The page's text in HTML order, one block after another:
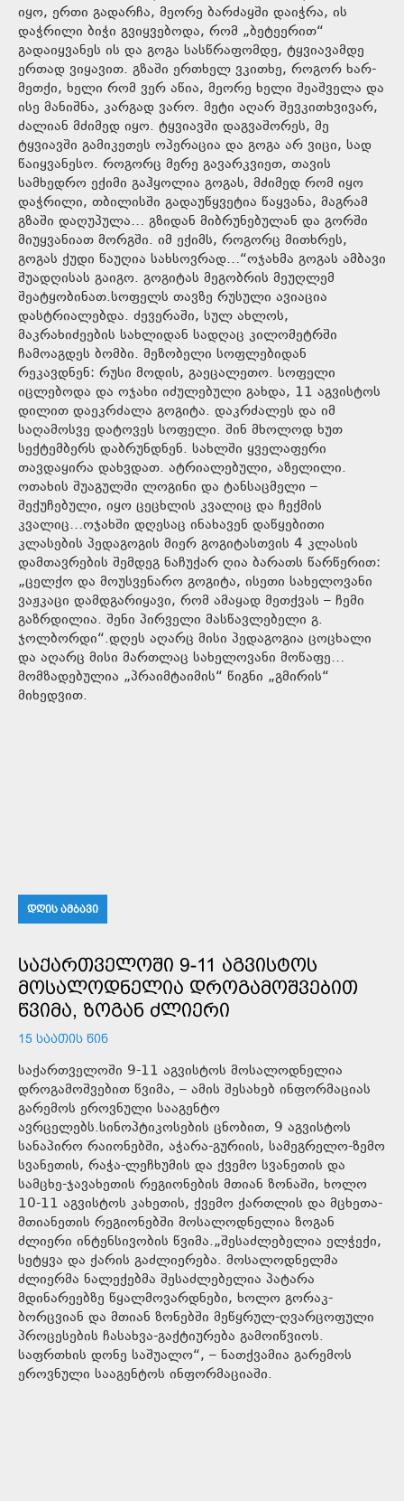
იყო, ერთი გადარჩა, მეორე ბარძაყში დაიჭრა, ის
დაჭრილი ბიჭი გვიყვებოდა, რომ „ბეტეერით“
გადაიყვანეს ის და გოგა სასწრაფომდე, ტყვიავამდე
ერთად ვიყავით. გზაში ერთხელ ვკითხე, როგორ ხარ-
მეთქი, ხელი რომ ვერ აწია, მეორე ხელი შეაშველა და
ისე მანიშნა, კარგად ვარო. მეტი აღარ შევკითხვივარ,
ძალიან მძიმედ იყო. ტყვიავში დაგვაშორეს, მე
ტყვიავში გამიკეთეს ოპერაცია და გოგა არ ვიცი, სად
წაიყვანესო. როგორც მერე გავარკვიეთ, თავის
სამხედრო ექიმი გაჰყოლია გოგას, მძიმედ რომ იყო
დაჭრილი, თბილისში გადაუწყვეტია წაყვანა, მაგრამ
გზაში დაღუპულა… გზიდან მიბრუნებულან და გორში
მიუყვანიათ მორგში. იმ ექიმს, როგორც მითხრეს,
გოგას ქუდი წაუღია სახსოვრად…“ოჯახმა გოგას ამბავი
შუადღისას გაიგო. გოგიტას მეგობრის მეუღლემ
შეატყობინათ.სოფელს თავზე რუსული ავიაცია
დასტრიალებდა. ძევერაში, სულ ახლოს,
მაკრახიძეების სახლიდან სადღაც კილომეტრში
ჩამოაგდეს ბომბი. მეზობელი სოფლებიდან
რეკავდნენ: რუსი მოდის, გაეცალეთო. სოფელი
იცლებოდა და ოჯახი იძულებული გახდა, 11 აგვისტოს
დილით დაეკრძალა გოგიტა. დაკრძალეს და იმ
საღამოსვე დატოვეს სოფელი. შინ მხოლოდ ხუთ
სექტემბერს დაბრუნდნენ. სახლში ყველაფერი
თავდაყირა დახვდათ. ატრიალებული, აზელილი.
ოთახის შუაგულში ლოგინი და ტანსაცმელი –
შექუჩებული, იყო ცეცხლის კვალიც და ჩექმის
კვალიც…ოჯახში დღესაც ინახავენ დაწყებითი
კლასების პედაგოგის მიერ გოგიტასთვის 4 კლასის
დამთავრების შემდეგ ნაჩუქარ ღია ბარათს წარწერით:
„ცელქო და მოუსვენარო გოგიტა, ისეთი სახელოვანი
ვაჟკაცი დამდგარიყავი, რომ ამაყად მეთქვას – ჩემი
გაზრდილია. შენი პირველი მასწავლებელი გ.
ჯოლბორდი“.დღეს აღარც მისი პედაგოგია ცოცხალი
და აღარც მისი მართლაც სახელოვანი მოწაფე…
მომზადებულია „პრაიმტაიმის“ წიგნი „გმირის“
მიხედვით.
ᲓᲦᲘᲡ ᲐᲛᲑᲐᲕᲘ
ᲡᲐᲥᲐᲠᲗᲕᲔᲚᲝᲨᲘ 9-11 ᲐᲒᲕᲘᲡᲢᲝᲡ
ᲛᲝᲡᲐᲚᲝᲓᲜᲔᲚᲘᲐ ᲓᲠᲝᲒᲐᲛᲝᲨᲕᲔᲑᲘᲗ
ᲬᲕᲘᲛᲐ, ᲖᲝᲒᲐᲜ ᲫᲚᲘᲔᲠᲘ
15 ᲡᲐᲐᲗᲘᲡ ᲬᲘᲜ
საქართველოში 9-11 აგვისტოს მოსალოდნელია
დროგამოშვებით წვიმა, – ამის შესახებ ინფორმაციას
გარემოს ეროვნული სააგენტო
ავრცელებს.სინოპტიკოსების ცნობით, 9 აგვისტოს
სანაპირო რაიონებში, აჭარა-გურიის, სამეგრელო-ზემო
სვანეთის, რაჭა-ლეჩხუმის და ქვემო სვანეთის და
სამცხე-ჯავახეთის რეგიონების მთიან ზონაში, ხოლო
10-11 აგვისტოს კახეთის, ქვემო ქართლის და მცხეთა-
მთიანეთის რეგიონებში მოსალოდნელია ზოგან
ძლიერი ინტენსივობის წვიმა.„შესაძლებელია ელჭექი,
სეტყვა და ქარის გაძლიერება. მოსალოდნელმა
ძლიერმა ნალექებმა შესაძლებელია პატარა
მდინარეებზე წყალმოვარდნები, ხოლო გორაკ-
ბორცვიან და მთიან ზონებში მეწყრულ-ღვარცოფული
პროცესების ჩასახვა-გაქტიურება გამოიწვიოს.
საფრთხის დონე საშუალო“, – ნათქვამია გარემოს
ეროვნული სააგენტოს ინფორმაციაში.